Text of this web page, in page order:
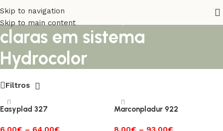
Skip to navigation
Skip to main content
Branco e Afinação de cores
claras em sistema
Hydrocolor
Filtros
Easyplad 327 Marconpladur 922